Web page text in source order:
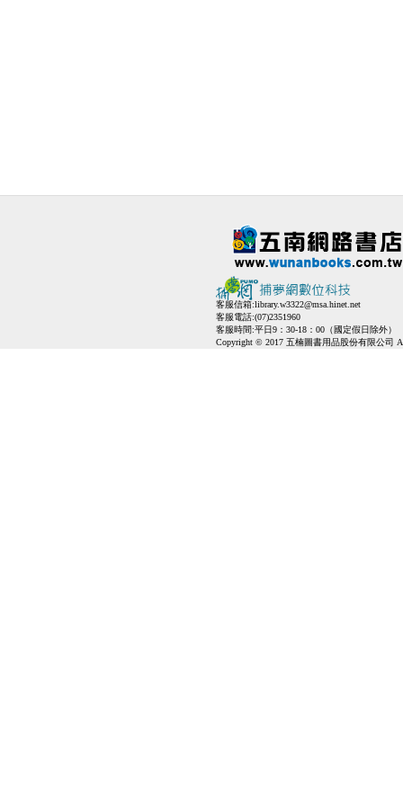
客服信箱:library.w3322@msa.hinet.net
客服電話:(07)2351960
客服時間:平日9：30-18：00（國定假日除外）
Copyright © 2017 五楠圖書用品股份有限公司